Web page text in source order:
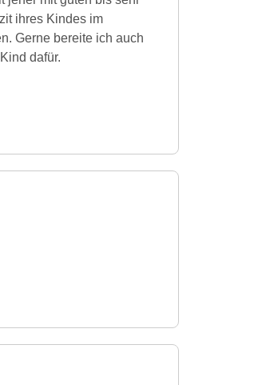
ihres Kindes im
Gerne bereite ich auch
dafür.